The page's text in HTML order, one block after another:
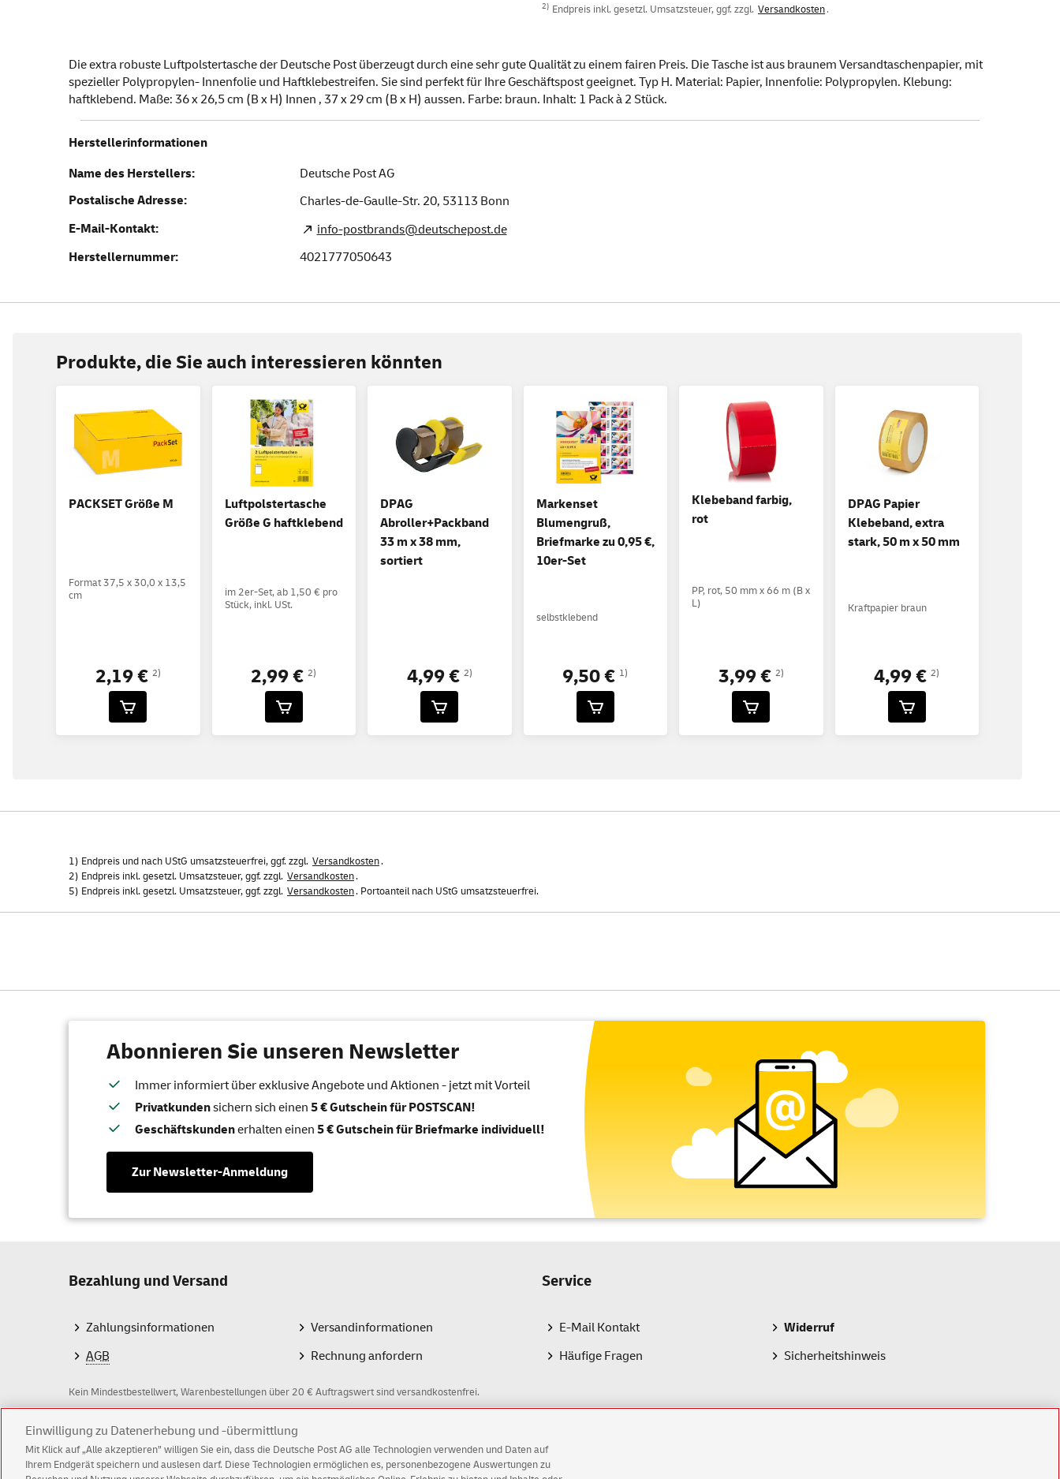
2) Endpreis inkl. gesetzl. Umsatzsteuer, ggf. zzgl. Versandkosten.
Die extra robuste Luftpolstertasche der Deutsche Post überzeugt durch eine sehr gute Qualität zu einem fairen Preis. Die Tasche ist aus braunem Versandtaschenpapier, mit
spezieller Polypropylen- Innenfolie und Haftklebestreifen. Sie sind perfekt für Ihre Geschäftspost geeignet. Typ H. Material: Papier, Innenfolie: Polypropylen. Klebung:
haftklebend. Maße: 36 x 26,5 cm (B x H) Innen , 37 x 29 cm (B x H) aussen. Farbe: braun. Inhalt: 1 Pack à 2 Stück.
Herstellerinformationen
Name des Herstellers:
Deutsche Post AG
Postalische Adresse:
Charles-de-Gaulle-Str. 20, 53113 Bonn
E-Mail-Kontakt:
info-postbrands@deutschepost.de
Herstellernummer:
4021777050643
Produkte, die Sie auch interessieren könnten
PACKSET Größe M
Format 37,5 x 30,0 x 13,5
cm
2,19 € 2)
Luftpolstertasche
Größe G haftklebend
im 2er-Set, ab 1,50 € pro
Stück, inkl. USt.
2,99 €2)
DPAG
Abroller+Packband
33 m x 38 mm,
sortiert
4,99 € 2)
Markenset
Blumengruß,
Briefmarke zu 0,95 €,
10er-Set
selbstklebend
9,50 € 1)
Klebeband farbig,
rot
PP, rot, 50 mm x 66 m (B x
L)
3,99 € 2)
DPAG Papier
Klebeband, extra
stark, 50 m x 50 mm
Kraftpapier braun
4,99 €2)
1) Endpreis und nach UStG umsatzsteuerfrei, ggf. zzgl. Versandkosten.
2) Endpreis inkl. gesetzl. Umsatzsteuer, ggf. zzgl. Versandkosten.
5) Endpreis inkl. gesetzl. Umsatzsteuer, ggf. zzgl. Versandkosten. Portoanteil nach UStG umsatzsteuerfrei.
Abonnieren Sie unseren Newsletter
Immer informiert über exklusive Angebote und Aktionen - jetzt mit Vorteil
Privatkundensichern sich einen 5 € Gutschein für POSTSCAN!
Geschäftskundenerhalten einen 5 € Gutschein für Briefmarke individuell!
Zur Newsletter-Anmeldung
Bezahlung und Versand
Zahlungsinformationen
AGB
Versandinformationen
Rechnung anfordern
Service
E-Mail Kontakt
Häufige Fragen
Widerruf
Sicherheitshinweis
Kein Mindestbestellwert, Warenbestellungen über 20 € Auftragswert sind versandkostenfrei.
Z
a
Einwilligung zu Datenerhebung und -übermittlung
Mit Klick auf „Alle akzeptieren” willigen Sie ein, dass die Deutsche Post AG alle Technologien verwenden und Daten auf
Ihrem Endgerät speichern und auslesen darf. Diese Technologien ermöglichen es, personenbezogene Auswertungen zu